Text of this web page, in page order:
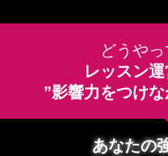
どうや
レッスン
”影響力をつけ
あなたの